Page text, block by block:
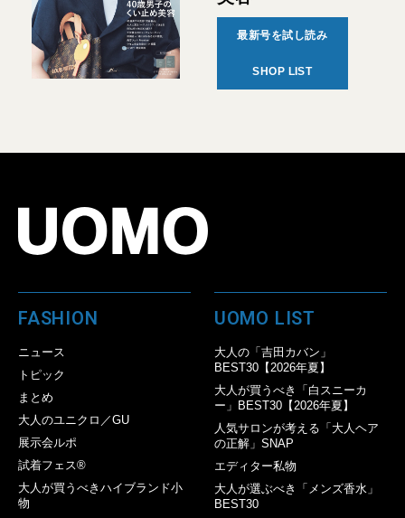
最新号を試し読み
SHOP LIST
FASHION
ニュース
トピック
まとめ
大人のユニクロ／GU
展示会ルポ
試着フェス®︎
大人が買うべきハイブランド小
物
UOMO LIST
大人の「吉田カバン」
BEST30【2026年夏】
大人が買うべき「白スニーカ
ー」BEST30【2026年夏】
人気サロンが考える「大人ヘア
の正解」SNAP
エディター私物
大人が選ぶべき「メンズ香水」
BEST30